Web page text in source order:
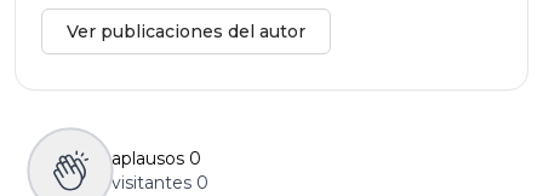
Ver publicaciones del autor
aplausos 0
visitantes 0